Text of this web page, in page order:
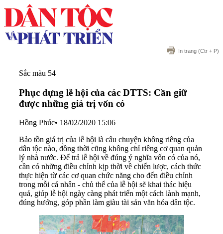
In trang (Ctr + P)
Sắc màu 54
Phục dựng lễ hội của các DTTS: Cần giữ
được những giá trị vốn có
Hồng Phúc• 18/02/2020 15:06
Bảo tồn giá trị của lễ hội là câu chuyện không riêng của
dân tộc nào, đồng thời cũng không chỉ riêng cơ quan quản
lý nhà nước. Để trả lễ hội về đúng ý nghĩa vốn có của nó,
cần có những điều chỉnh kịp thời về chiến lược, cách thức
thực hiện từ các cơ quan chức năng cho đến điều chỉnh
trong mỗi cá nhân - chủ thể của lễ hội sẽ khai thác hiệu
quả, giúp lễ hội ngày càng phát triển một cách lành mạnh,
đúng hướng, góp phần làm giàu tài sản văn hóa dân tộc.